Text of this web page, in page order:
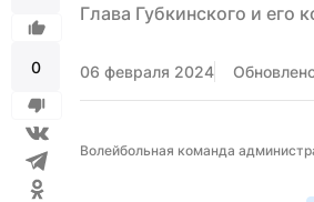
0
Глава Губкинского и
06 февраля 2024
Волейбольная команда